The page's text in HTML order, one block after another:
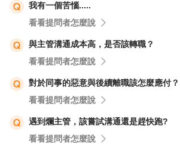
我有一個苦惱.....
看看提問者怎麼說
與主管溝通成本高，是否該轉職？
看看提問者怎麼說
對於同事的惡意與後續離職該怎麼應付？
看看提問者怎麼說
遇到爛主管，該嘗試溝通還是趕快跑?
看看提問者怎麼說